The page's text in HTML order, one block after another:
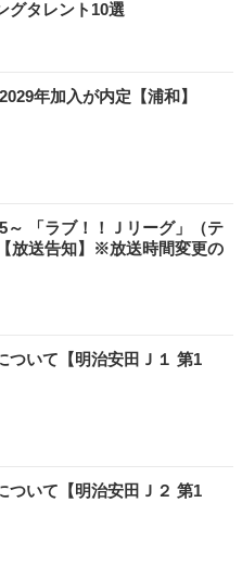
グタレント10選
年加入が内定【浦和】
～ 「ラブ！！Ｊリーグ」（テ
放送告知】※放送時間変更の
ついて【明治安田Ｊ１ 第1
ついて【明治安田Ｊ２ 第1